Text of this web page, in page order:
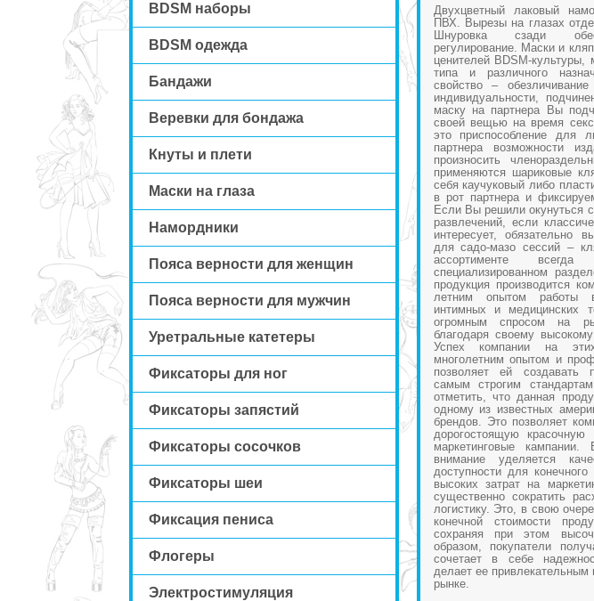
BDSM наборы
BDSM одежда
Бандажи
Веревки для бондажа
Кнуты и плети
Маски на глаза
Намордники
Пояса верности для женщин
Пояса верности для мужчин
Уретральные катетеры
Фиксаторы для ног
Фиксаторы запястий
Фиксаторы сосочков
Фиксаторы шеи
Фиксация пениса
Флогеры
Электростимуляция
Двухцветный лаковый
ПВХ. Вырезы на глазах
Шнуровка сзади
регулирование. Маски и
ценителей BDSM-культуры,
типа и различного
свойство –
индивидуальности,
маску на партнера Вы
своей вещью на время
это приспособление для
партнера возможности
произносить
применяются шариковые
себя каучуковый либо
в рот партнера и
Если Вы решили окунуться
развлечений, если
интересует, обязательно
для садо-мазо сессий –
ассортименте
специализированном
продукция производится
летним опытом работы
интимных и медицинских
огромным спросом на
благодаря своему
Успех компании на
многолетним опытом и
позволяет ей создавать
самым строгим
отметить, что данная
одному из известных
брендов. Это позволяет
дорогостоящую
маркетинговые кампании.
внимание уделяется
доступности для конечного
высоких затрат на
существенно сократить
логистику. Это, в свою
конечной стоимости
сохраняя при этом
образом, покупатели
сочетает в себе
делает ее привлекательным
рынке.